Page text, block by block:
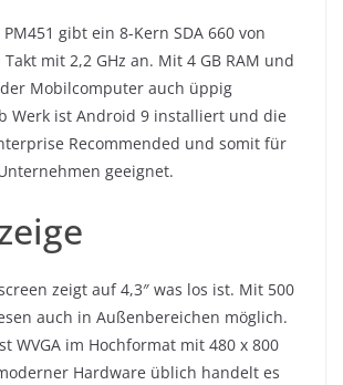
gibt ein 8-Kern SDA 660 von
mit 2,2 GHz an. Mit 4 GB RAM und
der Mobilcomputer auch üppig
Werk ist Android 9 installiert und die
Recommended und somit für
geeignet.
zeigt auf 4,3″ was los ist. Mit 500
auch in Außenbereichen möglich.
WVGA im Hochformat mit 480 x 800
Hardware üblich handelt es